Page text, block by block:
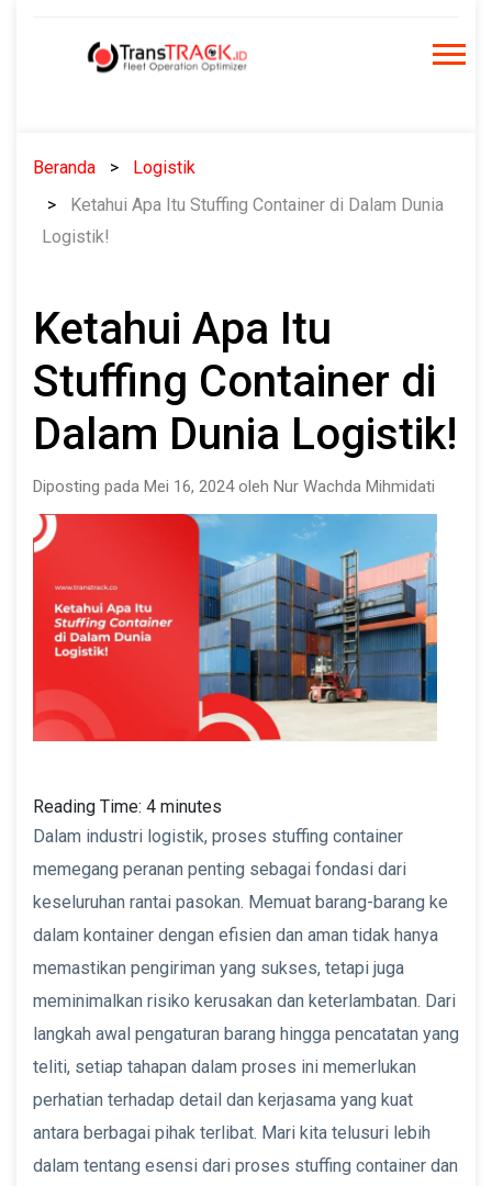
Beranda
Logistik
Ketahui Apa Itu Stuffing Container di Dalam Dunia
Logistik!
Ketahui Apa Itu
Stuffing Container di
Dalam Dunia Logistik!
Diposting pada Mei 16, 2024 oleh Nur Wachda Mihmidati
Reading Time: 4 minutes
Dalam industri logistik, proses stuffing container
memegang peranan penting sebagai fondasi dari
keseluruhan rantai pasokan. Memuat barang-barang ke
dalam kontainer dengan efisien dan aman tidak hanya
memastikan pengiriman yang sukses, tetapi juga
meminimalkan risiko kerusakan dan keterlambatan. Dari
langkah awal pengaturan barang hingga pencatatan yang
teliti, setiap tahapan dalam proses ini memerlukan
perhatian terhadap detail dan kerjasama yang kuat
antara berbagai pihak terlibat. Mari kita telusuri lebih
dalam tentang esensi dari proses stuffing container dan